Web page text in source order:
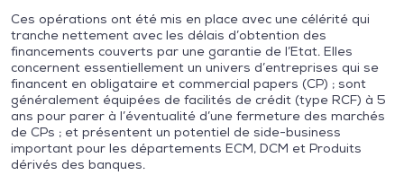
Ces opérations ont été mis en place avec une célérité qui
tranche nettement avec les délais d’obtention des
financements couverts par une garantie de l’Etat. Elles
concernent essentiellement un univers d’entreprises qui se
financent en obligataire et commercial papers (CP) ; sont
généralement équipées de facilités de crédit (type RCF) à 5
ans pour parer à l’éventualité d’une fermeture des marchés
de CPs ; et présentent un potentiel de side-business
important pour les départements ECM, DCM et Produits
dérivés des banques.